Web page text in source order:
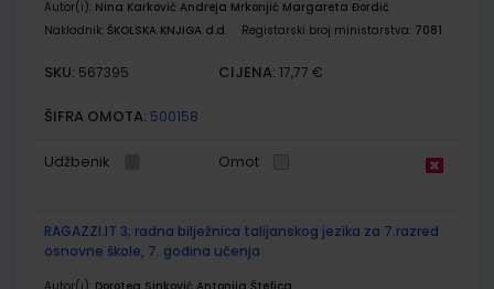
Autor(i): Nina Karković Andreja Mrkonjić Margareta Đordić
Nakladnik: ŠKOLSKA KNJIGA d.d. Registarski broj ministarstva: 7081
SKU: 567395 CIJENA: 17,77 €
ŠIFRA OMOTA: 500158
Udžbenik Omot
RAGAZZI.IT 3; radna bilježnica talijanskog jezika za 7.razred
osnovne škole, 7. godina učenja